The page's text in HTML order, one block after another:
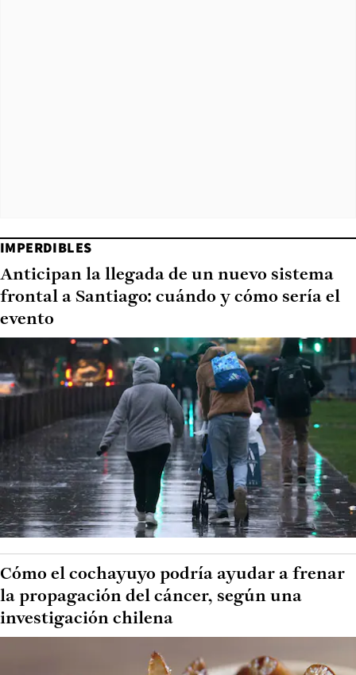
IMPERDIBLES
Anticipan la llegada de un nuevo sistema
frontal a Santiago: cuándo y cómo sería el
evento
Cómo el cochayuyo podría ayudar a frenar
la propagación del cáncer, según una
investigación chilena